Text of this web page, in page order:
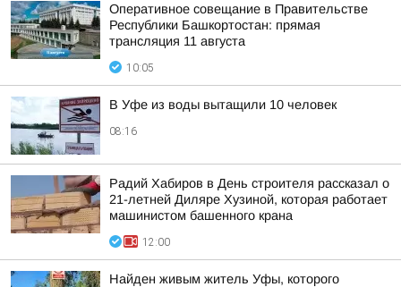
Оперативное совещание в Правительстве
Республики Башкортостан: прямая
трансляция 11 августа
10:05
В Уфе из воды вытащили 10 человек
08:16
Радий Хабиров в День строителя рассказал о
21-летней Диляре Хузиной, которая работает
машинистом башенного крана
12:00
Найден живым житель Уфы, которого